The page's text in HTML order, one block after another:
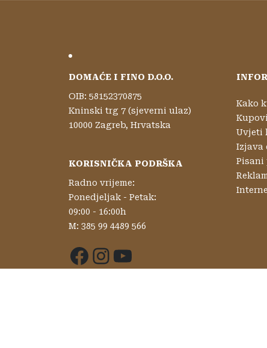
DOMAĆE I FINO D.O.O.
OIB: 58152370875
Kninski trg 7 (sjeverni ulaz)
10000 Zagreb, Hrvatska
KORISNIČKA PODRŠKA
Radno vrijeme:
Ponedjeljak - Petak:
09:00 - 16:00h
M: 385 99 4489 566
Kako
Uvjeti
Izjava
Pisani
Facebook
Instagram
YouTube